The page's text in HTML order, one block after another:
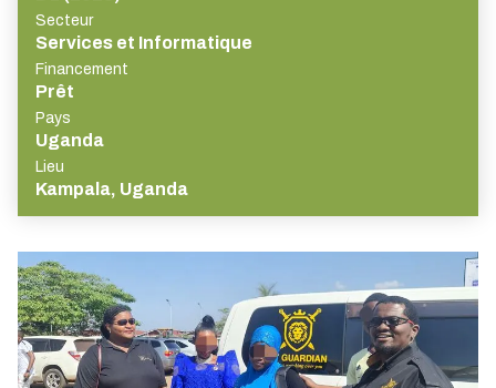
Secteur
Services et Informatique
Financement
Prêt
Pays
Uganda
Lieu
Kampala, Uganda